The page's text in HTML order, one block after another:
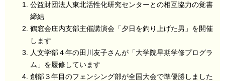
公益財団法人東北活性化研究センターとの相互協力の覚書
締結
鶴窓会庄内支部主催講演会「夕日を釣り上げた男」を開催
します
人文学部４年の田川友子さんが「大学院早期学修プログラ
ム」を履修しています
創部３年目のフェンシング部が全国大会で準優勝しました